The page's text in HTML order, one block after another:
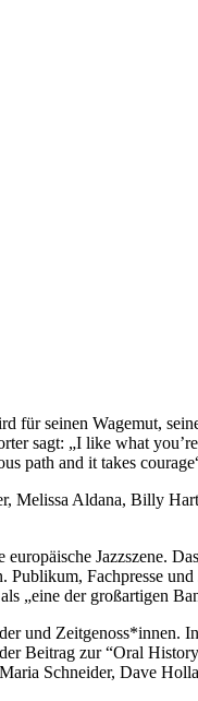
für seinen Wagemut,
sagt: „I like what
path and it takes
Melissa Aldana, Billy
Jazzszene.
Fachpresse
„eine der großartigen
und Zeitgenoss*innen.
Beitrag zur “Oral
Schneider, Dave